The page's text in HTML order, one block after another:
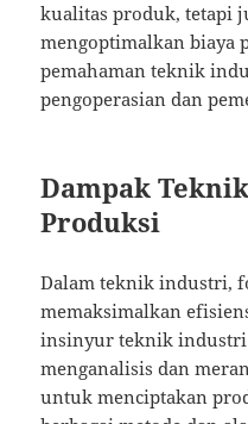
kualitas produk, tetapi
mengoptimalkan biaya
pemahaman teknik
pengoperasian dan
Dampak
Produksi
Dalam teknik industri,
memaksimalkan
insinyur teknik industri
menganalisis dan
untuk menciptakan